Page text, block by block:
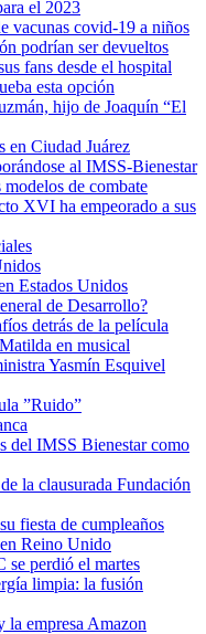
el 2023
vacunas covid-19 a niños
podrían ser devueltos
fans desde el hospital
esta opción
hijo de Joaquín “El
en Ciudad Juárez
al IMSS-Bienestar
de combate
XVI ha empeorado a sus
Estados Unidos
de Desarrollo?
detrás de la película
en musical
Yasmín Esquivel
”Ruido”
del IMSS Bienestar como
la clausurada Fundación
fiesta de cumpleaños
Reino Unido
se perdió el martes
limpia: la fusión
la empresa Amazon